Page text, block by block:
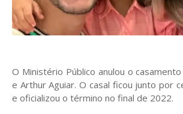
O Ministério Público anulou o
e Arthur Aguiar. O casal ficou junto por
e oficializou o término no final de 2022.